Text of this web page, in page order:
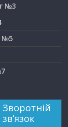
№3
№5
Зворотній
зв’язок